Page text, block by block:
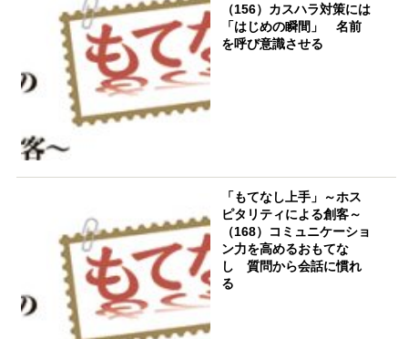
（156）カスハラ対策には
「はじめの瞬間」 名前
を呼び意識させる
「もてなし上手」～ホス
ピタリティによる創客～
（168）コミュニケーショ
ン力を高めるおもてな
し 質問から会話に慣れ
る